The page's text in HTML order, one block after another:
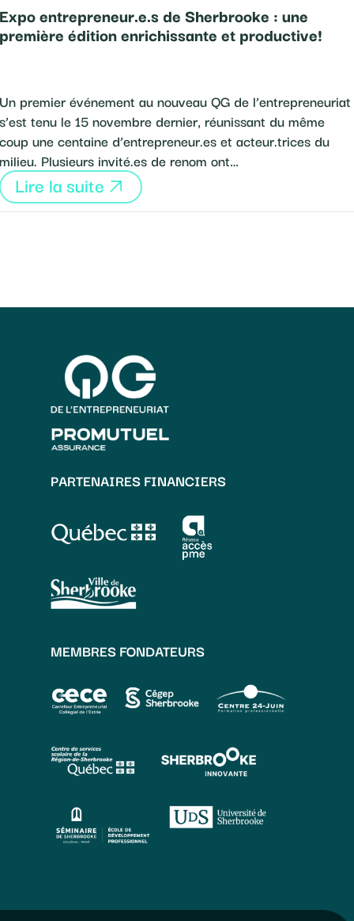
Expo entrepreneur.e.s de Sherbrooke : une
première édition enrichissante et productive!
Un premier événement au nouveau QG de l’entrepreneuriat
s’est tenu le 15 novembre dernier, réunissant du même
coup une centaine d’entrepreneur.es et acteur.trices du
milieu. Plusieurs invité.es de renom ont…
Lire la suite
PARTENAIRES FINANCIERS
MEMBRES FONDATEURS